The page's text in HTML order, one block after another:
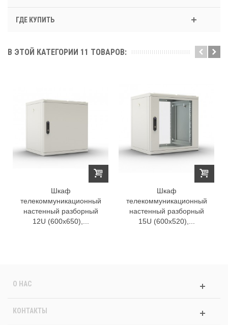
ГДЕ КУПИТЬ
В ЭТОЙ КАТЕГОРИИ 11 ТОВАРОВ:
Шкаф
телекоммуникационный
настенный разборный
12U (600х650),...
Шкаф
телекоммуникационный
настенный разборный
15U (600х520),...
О НАС
КОНТАКТЫ